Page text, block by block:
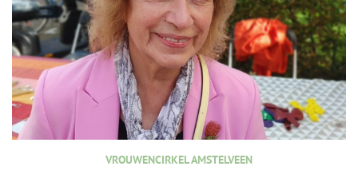
VROUWENCIRKEL AMSTELVEEN